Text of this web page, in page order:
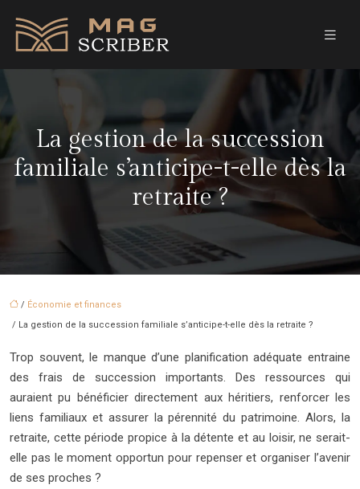
La gestion de la succession
familiale s’anticipe-t-elle dès la
retraite ?
/ Économie et finances
/ La gestion de la succession familiale s’anticipe-t-elle dès la retraite ?
Trop souvent, le manque d’une planification adéquate entraine
des frais de succession importants. Des ressources qui
auraient pu bénéficier directement aux héritiers, renforcer les
liens familiaux et assurer la pérennité du patrimoine. Alors, la
retraite, cette période propice à la détente et au loisir, ne serait-
elle pas le moment opportun pour repenser et organiser l’avenir
de ses proches ?